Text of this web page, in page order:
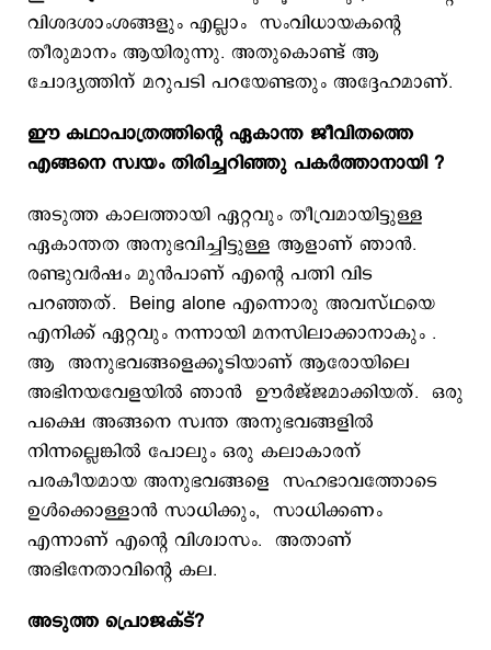
വിശദശാംശങ്ങളും എല്ലാം സംവിധായകന്റെ
തീരുമാനം ആയിരുന്നു. അതുകൊണ്ട് ആ
ചോദ്യത്തിന് മറുപടി പറയേണ്ടതും അദ്ദേഹമാണ്.
ഈ കഥാപാത്രത്തിന്റെ ഏകാന്ത ജീവിതത്തെ
എങ്ങനെ സ്വയം തിരിച്ചറിഞ്ഞു പകർത്താനായി ?
അടുത്ത കാലത്തായി ഏറ്റവും തീവ്രമായിട്ടുള്ള
ഏകാന്തത അനുഭവിച്ചിട്ടുള്ള ആളാണ് ഞാൻ.
രണ്ടുവർഷം മുൻപാണ് എന്റെ പത്നി വിട
പറഞ്ഞത്. Being alone എന്നൊരു അവസ്ഥയെ
എനിക്ക് ഏറ്റവും നന്നായി മനസിലാക്കാനാകും .
ആ അനുഭവങ്ങളെക്കൂടിയാണ് ആരോയിലെ
അഭിനയവേളയിൽ ഞാൻ ഊർജ്ജമാക്കിയത്. ഒരു
പക്ഷെ അങ്ങനെ സ്വന്ത അനുഭവങ്ങളിൽ
നിന്നല്ലെങ്കിൽ പോലും ഒരു കലാകാരന്
പരകീയമായ അനുഭവങ്ങളെ സഹഭാവത്തോടെ
ഉൾക്കൊള്ളാൻ സാധിക്കും, സാധിക്കണം
എന്നാണ് എന്റെ വിശ്വാസം. അതാണ്
അഭിനേതാവിന്റെ കല.
അടുത്ത പ്രൊജക്ട്?